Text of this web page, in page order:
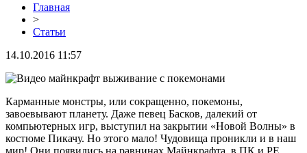
Главная
>
Статьи
14.10.2016 11:57
Карманные монстры, или сокращенно, покемоны,
завоевывают планету. Даже певец Басков, далекий от
компьютерных игр, выступил на закрытии «Новой Волны» в
костюме Пикачу. Но этого мало! Чудовища проникли и в наш
мир! Они появились на равнинах Майнкрафта, в ПК и РЕ